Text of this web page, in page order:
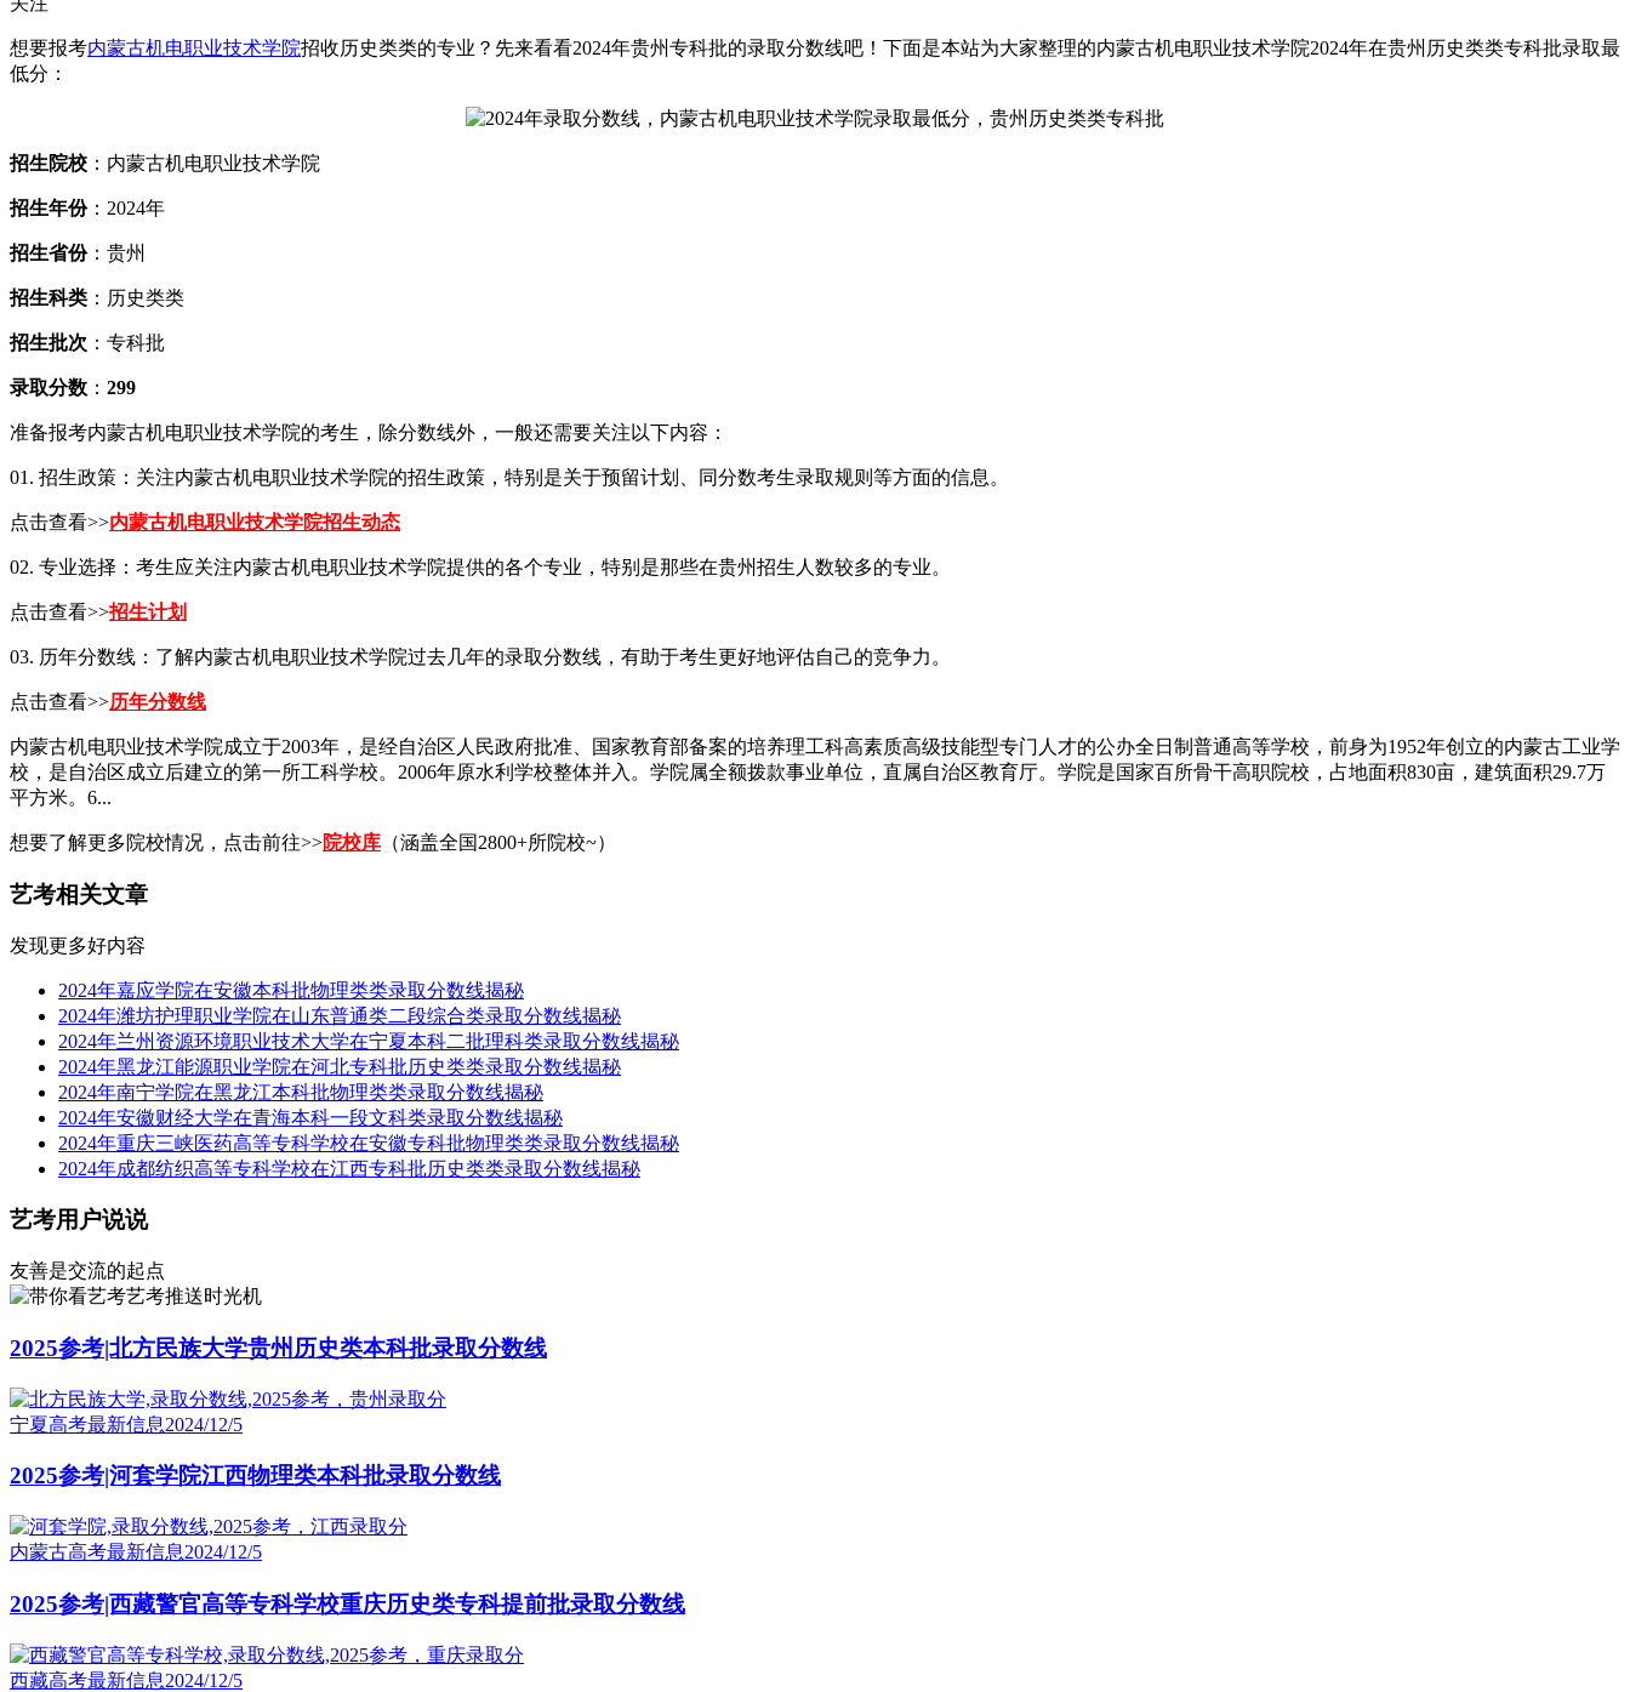
想要报考内蒙古机电职业技术学院招收历史类类的专业？先来看看2024年贵州专科批的录取分数线吧！下面是本站为大家整理的内蒙古机电职业技术学院2024年在贵州历史类类专科批录取最
低分：
招生院校 ：内蒙古机电职业技术学院
招生年份：2024年
招生省份：贵州
招生科类 ：历史类类
招生批次 ：专科批
录取分数 ： 299
准备报考内蒙古机电职业技术学院的考生，除分数线外，一般还需要关注以下内容：
01. 招生政策：关注内蒙古机电职业技术学院的招生政策，特别是关于预留计划、同分数考生录取规则等方面的信息。
点击查看>>内蒙古机电职业技术学院招生动态
02. 专业选择：考生应关注内蒙古机电职业技术学院提供的各个专业，特别是那些在贵州招生人数较多的专业。
点击查看>>招生计划
03. 历年分数线：了解内蒙古机电职业技术学院过去几年的录取分数线，有助于考生更好地评估自己的竞争力。
点击查看>>历年分数线
内蒙古机电职业技术学院成立于2003年，是经自治区人民政府批准、国家教育部备案的培养理工科高素质高级技能型专门人才的公办全日制普通高等学校，前身为1952年创立的内蒙古工业学
校，是自治区成立后建立的第一所工科学校。2006年原水利学校整体并入。学院属全额拨款事业单位，直属自治区教育厅。学院是国家百所骨干高职院校，占地面积830亩，建筑面积29.7万
平方米。6...
想要了解更多院校情况，点击前往>>院校库 （涵盖全国2800+所院校~）
艺考相关文章
发现更多好内容
2024年嘉应学院在安徽本科批物理类类录取分数线揭秘
2024年潍坊护理职业学院在山东普通类二段综合类录取分数线揭秘
2024年兰州资源环境职业技术大学在宁夏本科二批理科类录取分数线揭秘
2024年黑龙江能源职业学院在河北专科批历史类类录取分数线揭秘
2024年南宁学院在黑龙江本科批物理类类录取分数线揭秘
2024年安徽财经大学在青海本科一段文科类录取分数线揭秘
2024年重庆三峡医药高等专科学校在安徽专科批物理类类录取分数线揭秘
2024年成都纺织高等专科学校在江西专科批历史类类录取分数线揭秘
艺考用户说说
友善是交流的起点
艺考推送时光机
2025参考|北方民族大学贵州历史类本科批录取分数线
宁夏高考最新信息2024/12/5
2025参考|河套学院江西物理类本科批录取分数线
内蒙古高考最新信息2024/12/5
2025参考|西藏警官高等专科学校重庆历史类专科提前批录取分数线
西藏高考最新信息2024/12/5